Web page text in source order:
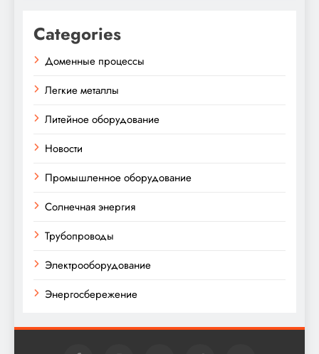
Categories
Доменные процессы
Легкие металлы
Литейное оборудование
Новости
Промышленное оборудование
Солнечная энергия
Трубопроводы
Электрооборудование
Энергосбережение